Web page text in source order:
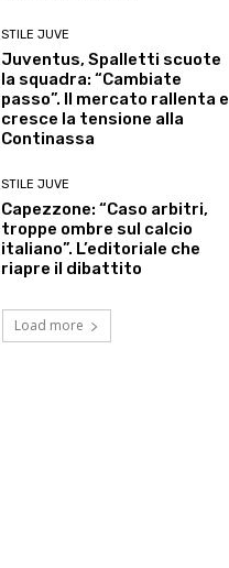
STILE JUVE
Juventus, Spalletti scuote
la squadra: “Cambiate
passo”. Il mercato rallenta e
cresce la tensione alla
Continassa
STILE JUVE
Capezzone: “Caso arbitri,
troppe ombre sul calcio
italiano”. L’editoriale che
riapre il dibattito
Load more